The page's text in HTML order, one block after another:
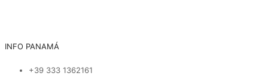
INFO PANAMÁ
+39 333 1362161